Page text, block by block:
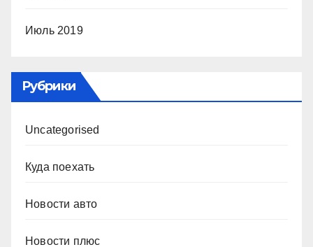
Июль 2019
Рубрики
Uncategorised
Куда поехать
Новости авто
Новости плюс